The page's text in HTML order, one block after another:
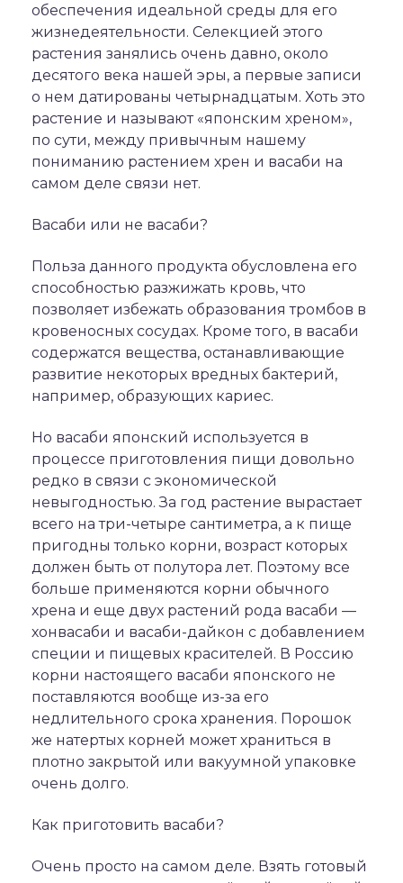
обеспечения идеальной среды для его
жизнедеятельности. Селекцией этого
растения занялись очень давно, около
десятого века нашей эры, а первые записи
о нем датированы четырнадцатым. Хоть это
растение и называют «японским хреном»,
по сути, между привычным нашему
пониманию растением хрен и васаби на
самом деле связи нет.
Васаби или не васаби?
Польза данного продукта обусловлена его
способностью разжижать кровь, что
позволяет избежать образования тромбов в
кровеносных сосудах. Кроме того, в васаби
содержатся вещества, останавливающие
развитие некоторых вредных бактерий,
например, образующих кариес.
Но васаби японский используется в
процессе приготовления пищи довольно
редко в связи с экономической
невыгодностью. За год растение вырастает
всего на три-четыре сантиметра, а к пище
пригодны только корни, возраст которых
должен быть от полутора лет. Поэтому все
больше применяются корни обычного
хрена и еще двух растений рода васаби —
хонвасаби и васаби-дайкон с добавлением
специи и пищевых красителей. В Россию
корни настоящего васаби японского не
поставляются вообще из-за его
недлительного срока хранения. Порошок
же натертых корней может храниться в
плотно закрытой или вакуумной упаковке
очень долго.
Как приготовить васаби?
Очень просто на самом деле. Взять готовый